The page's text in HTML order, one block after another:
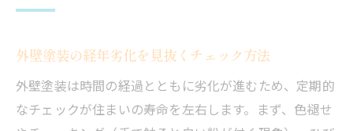
外壁塗装の経年劣化を見抜くチェック方法
外壁塗装は時間の経過とともに劣化が進むため、定期的
なチェックが住まいの寿命を左右します。まず、色褪せ